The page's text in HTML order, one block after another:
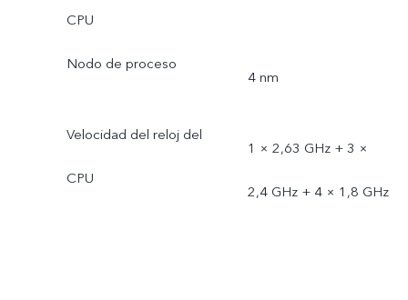
CPU
Nodo de proceso
4 nm
Velocidad del reloj del
CPU
1 × 2,63 GHz + 3 ×
2,4 GHz + 4 × 1,8 GHz